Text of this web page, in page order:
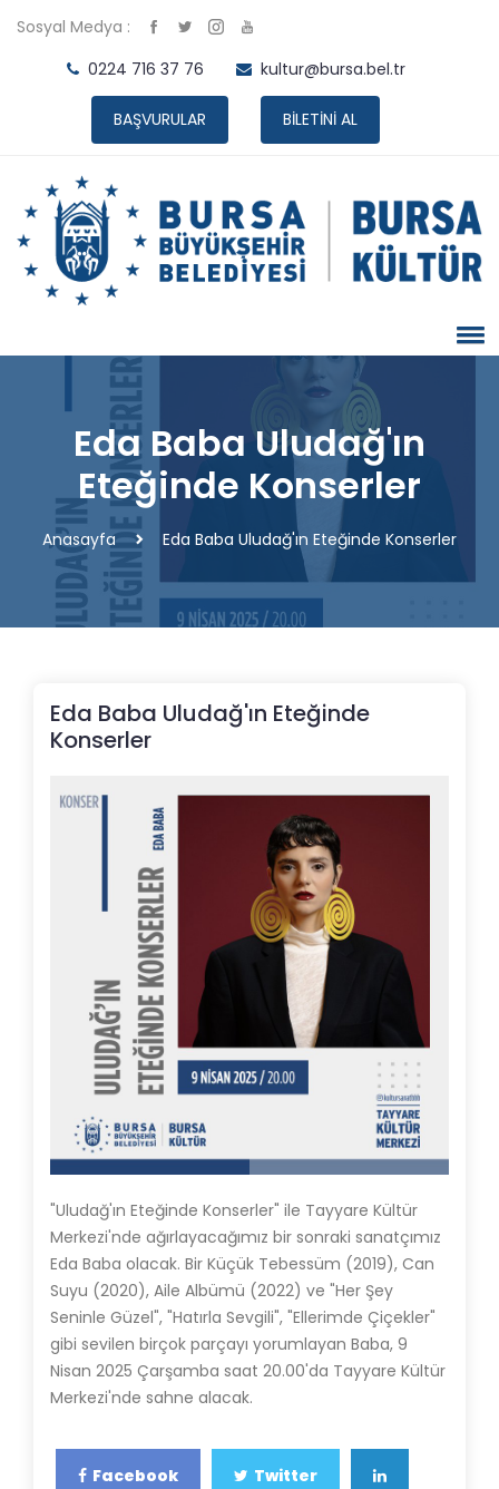
Sosyal Medya :
0224 716 37 76
kultur@bursa.bel.tr
BAŞVURULAR BİLETİNİ AL
Eda Baba Uludağ'ın
Eteğinde Konserler
Anasayfa Eda Baba Uludağ'ın Eteğinde Konserler
Eda Baba Uludağ'ın Eteğinde
Konserler
"Uludağ'ın Eteğinde Konserler" ile Tayyare Kültür
Merkezi'nde ağırlayacağımız bir sonraki sanatçımız
Eda Baba olacak. Bir Küçük Tebessüm (2019), Can
Suyu (2020), Aile Albümü (2022) ve "Her Şey
Seninle Güzel", "Hatırla Sevgili", "Ellerimde Çiçekler"
gibi sevilen birçok parçayı yorumlayan Baba, 9
Nisan 2025 Çarşamba saat 20.00'da Tayyare Kültür
Merkezi'nde sahne alacak.
Facebook Twitter